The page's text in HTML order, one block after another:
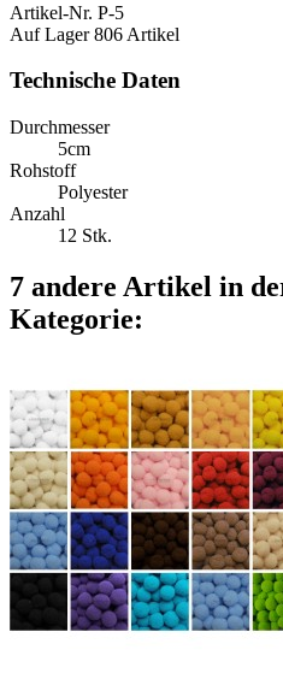
Artikel-Nr. P-5
Auf Lager 806 Artikel
Technische Daten
Durchmesser
5cm
Rohstoff
Polyester
Anzahl
12 Stk.
7 andere Artikel in
Kategorie: